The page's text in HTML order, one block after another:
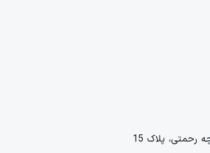
رحمتی، پلاک 15